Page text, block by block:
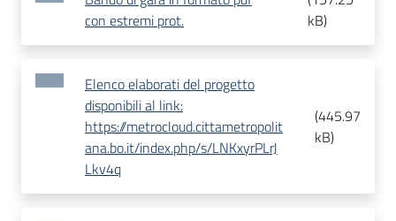
con estremi prot.
kB)
Elenco elaborati del progetto
disponibili al link:
https://metrocloud.cittametropolit
ana.bo.it/index.php/s/LNKxyrPLrJ
Lkv4q
(445.97
kB)